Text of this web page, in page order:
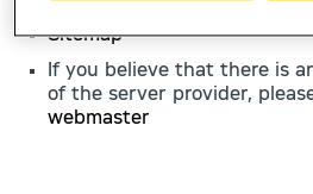
Sitemap
If you believe that there is
of the server provider,
webmaster